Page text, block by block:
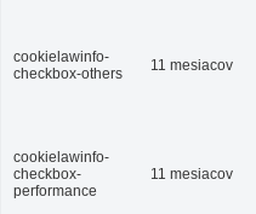
cookielawinfo-
checkbox-others
11 mesiacov
cookielawinfo-
checkbox-
performance
11 mesiacov